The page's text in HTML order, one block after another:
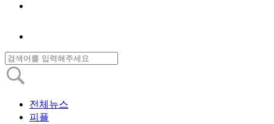
전체뉴스
피플